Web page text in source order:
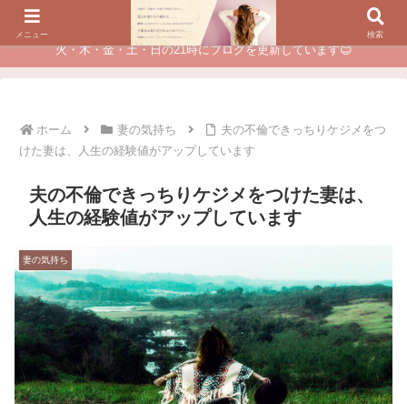
夫に不倫されたつらい経験が、あなたのチャンスに変わるカウンセリング
火・木・金・土・日の21時にブログを更新しています😊
ホーム 妻の気持ち
夫の不倫できっちりケジメをつ
けた妻は、人生の経験値がアップしています
夫の不倫できっちりケジメをつけた妻は、
人生の経験値がアップしています
妻の気持ち
メニュー 検索